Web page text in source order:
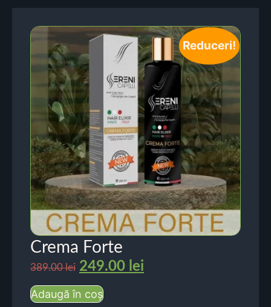
Reduceri!
Crema Forte
389.00lei 249.00 lei
Adaugă în coș